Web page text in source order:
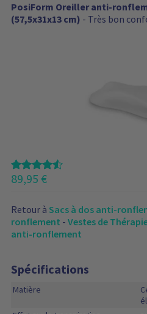
PosiForm Oreiller anti-
(57,5x31x13 cm) - Très bon
89,95 €
Retour à Sacs à dos anti-
ronflement - Vestes de
anti-ronflement
Spécifications
Matière